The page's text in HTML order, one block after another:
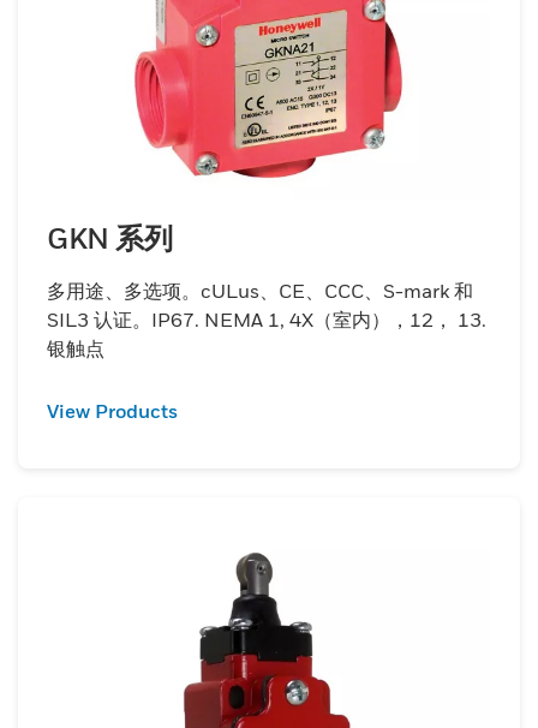
GKN 系列
多用途、多选项。cULus、CE、CCC、S-mark 和
SIL3 认证。IP67. NEMA 1, 4X（室内），12， 13.
银触点
View Products